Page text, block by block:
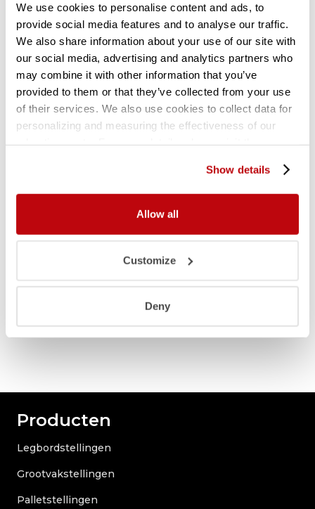
We use cookies to personalise content and ads, to
provide social media features and to analyse our traffic.
We also share information about your use of our site with
our social media, advertising and analytics partners who
may combine it with other information that you’ve
provided to them or that they’ve collected from your use
of their services. We also use cookies to collect data for
personalizing and measuring the effectiveness of our
Show details
Allow all
Customize
Deny
Gebruikte kunststof magazijnbak
D170xB105xH80 mm
Producten
Legbordstellingen
Grootvakstellingen
Palletstellingen